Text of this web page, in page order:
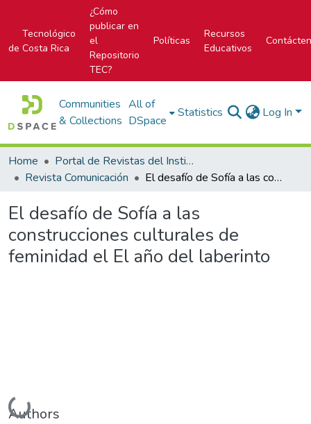
Tecnológico
de Costa Rica
¿Cómo
publicar en
el
Repositorio
TEC?
Políticas
Recursos
Educativos
Communities
& Collections
All of
DSpace
Statistics Log In
Home
Portal de Revistas del Instituto Tecnológico de Costa Rica
Revista Comunicación
El desafío de Sofía a las construcciones culturales de feminidad el El año del laberinto
El desafío de Sofía a las
construcciones culturales de
feminidad el El año del laberinto
Loading...
Authors